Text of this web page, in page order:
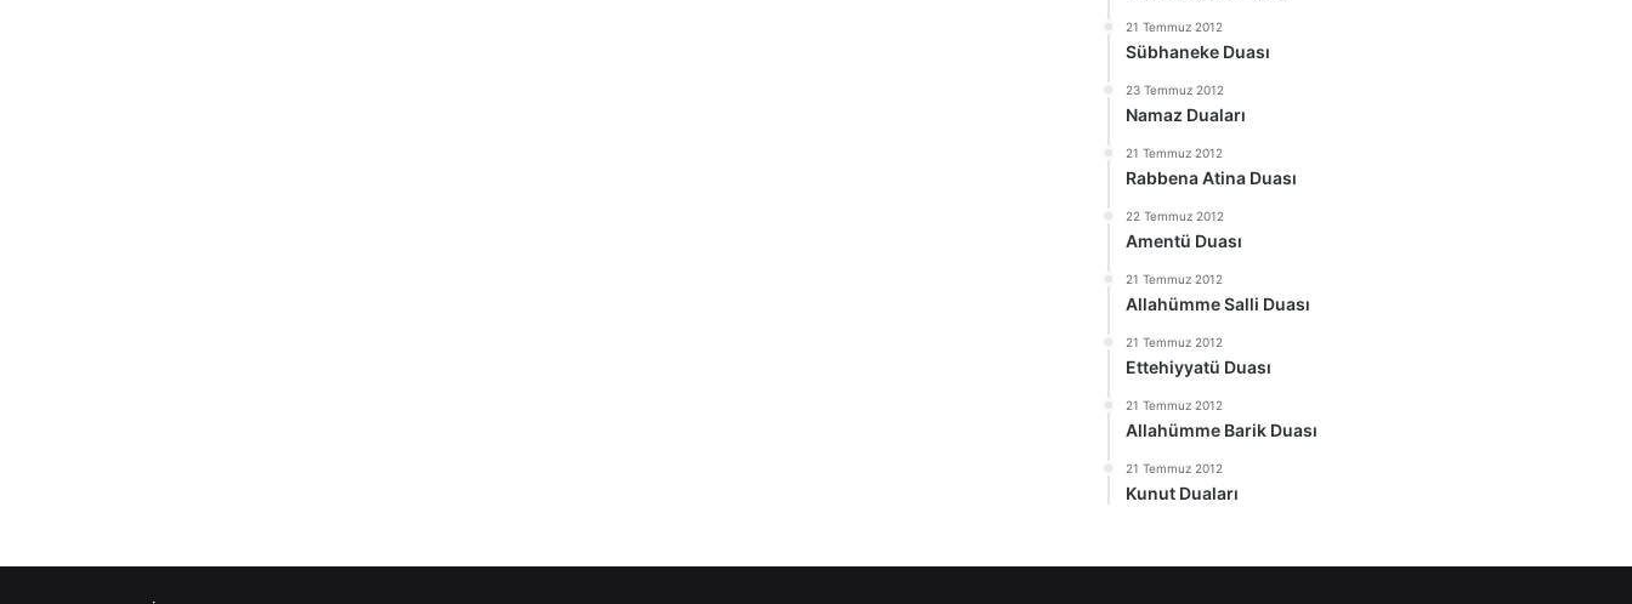
21 Temmuz 2012
Sübhaneke Duası
23 Temmuz 2012
Namaz Duaları
21 Temmuz 2012
Rabbena Atina Duası
22 Temmuz 2012
Amentü Duası
21 Temmuz 2012
Allahümme Salli Duası
21 Temmuz 2012
Ettehiyyatü Duası
21 Temmuz 2012
Allahümme Barik Duası
21 Temmuz 2012
Kunut Duaları